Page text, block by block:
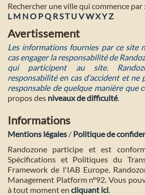
Rechercher une ville qui commence par :
L M NO PQ RST U VWXYZ
Avertissement
Les informations fournies par ce site
cas engager la responsabilité de
qui participent au site.
responsabilité en cas d'accident et
responsable de quelque manière que
propos des niveaux de difficulté.
Informations
Mentions légales / Politique de
Randozone participe et est
Spécifications et Politiques du
Framework de l'IAB Europe.
Management Platform n°92. Vous
à tout moment en cliquant ici.